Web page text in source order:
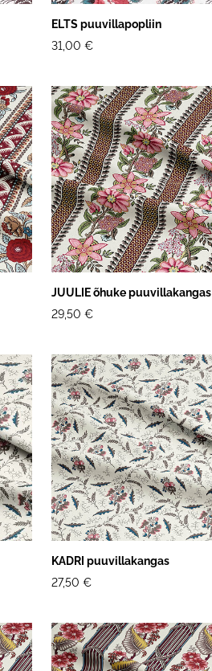
ELTS puuvillapopliin
31,00 €
JUULIE õhuke puuvillakangas
29,50 €
KADRI puuvillakangas
27,50 €